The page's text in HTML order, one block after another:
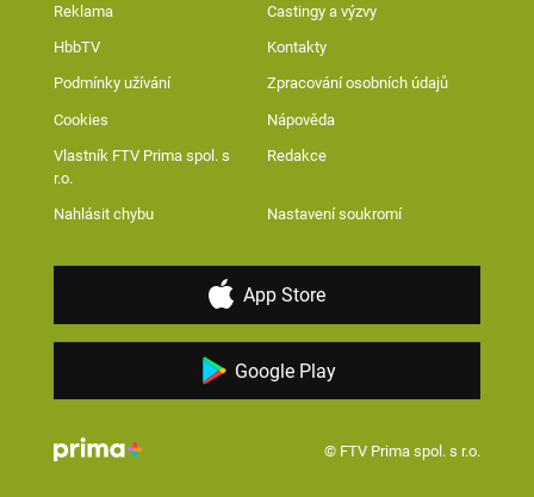
Reklama Castingy a výzvy
HbbTV Kontakty
Podmínky užívání Zpracování osobních údajů
Cookies Nápověda
Vlastník FTV Prima spol. s
r.o.
Redakce
Nahlásit chybu Nastavení soukromí
App Store
Google Play
© FTV Prima spol. s r.o.